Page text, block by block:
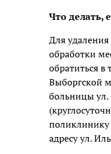
Что делать,
Для
обработки
обратиться в
Выборгской
больницы ул.
поликлинику
адресу ул.